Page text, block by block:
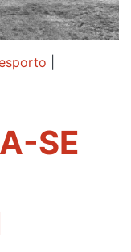
SE